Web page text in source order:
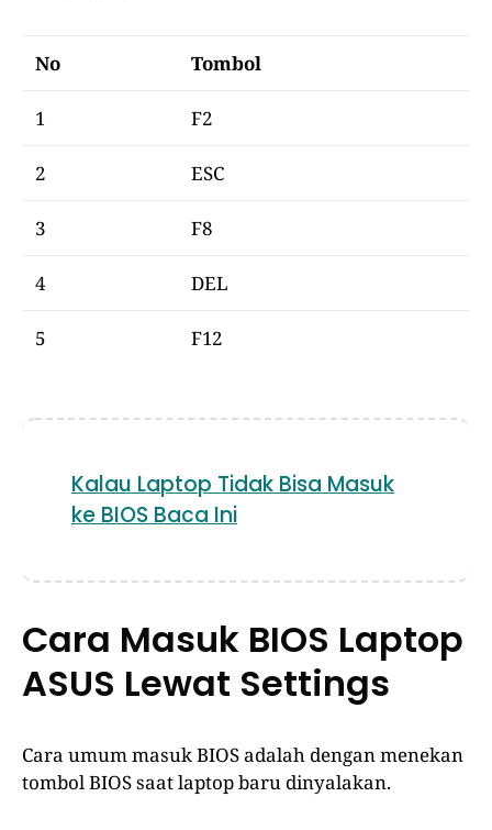
No Tombol
1 F2
2 ESC
3 F8
4 DEL
5 F12
Kalau Laptop Tidak Bisa Masuk
ke BIOS Baca Ini
Cara Masuk BIOS Laptop
ASUS Lewat Settings
Cara umum masuk BIOS adalah dengan menekan
tombol BIOS saat laptop baru dinyalakan.